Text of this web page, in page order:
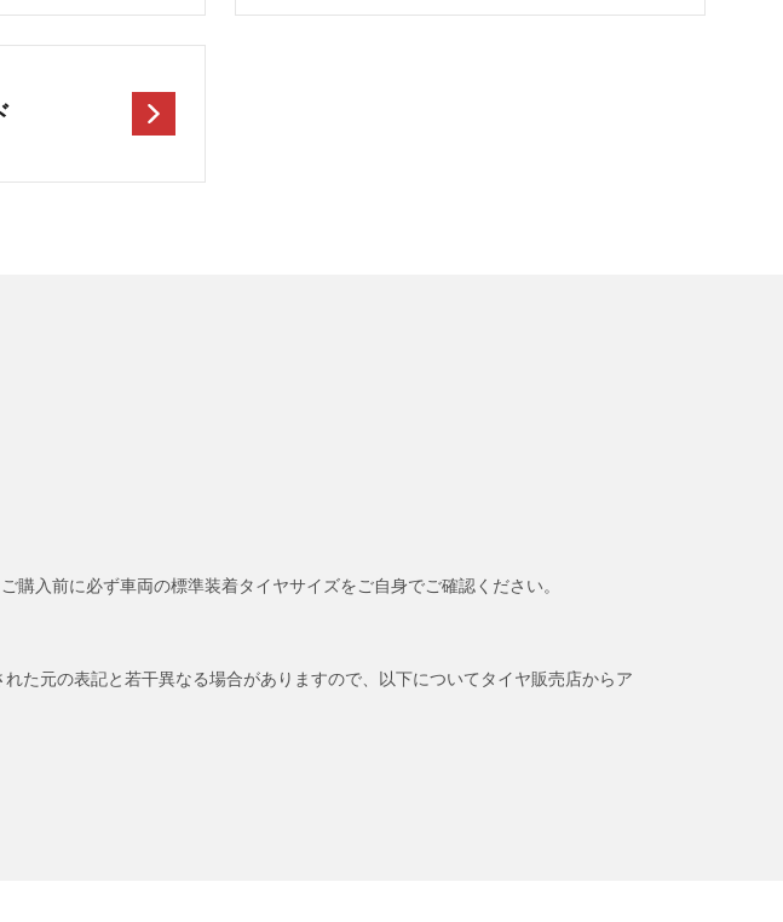
入前に必ず車両の標準装着タイヤサイズをご自身でご確認ください。
た元の表記と若干異なる場合がありますので、以下についてタイヤ販売店からア